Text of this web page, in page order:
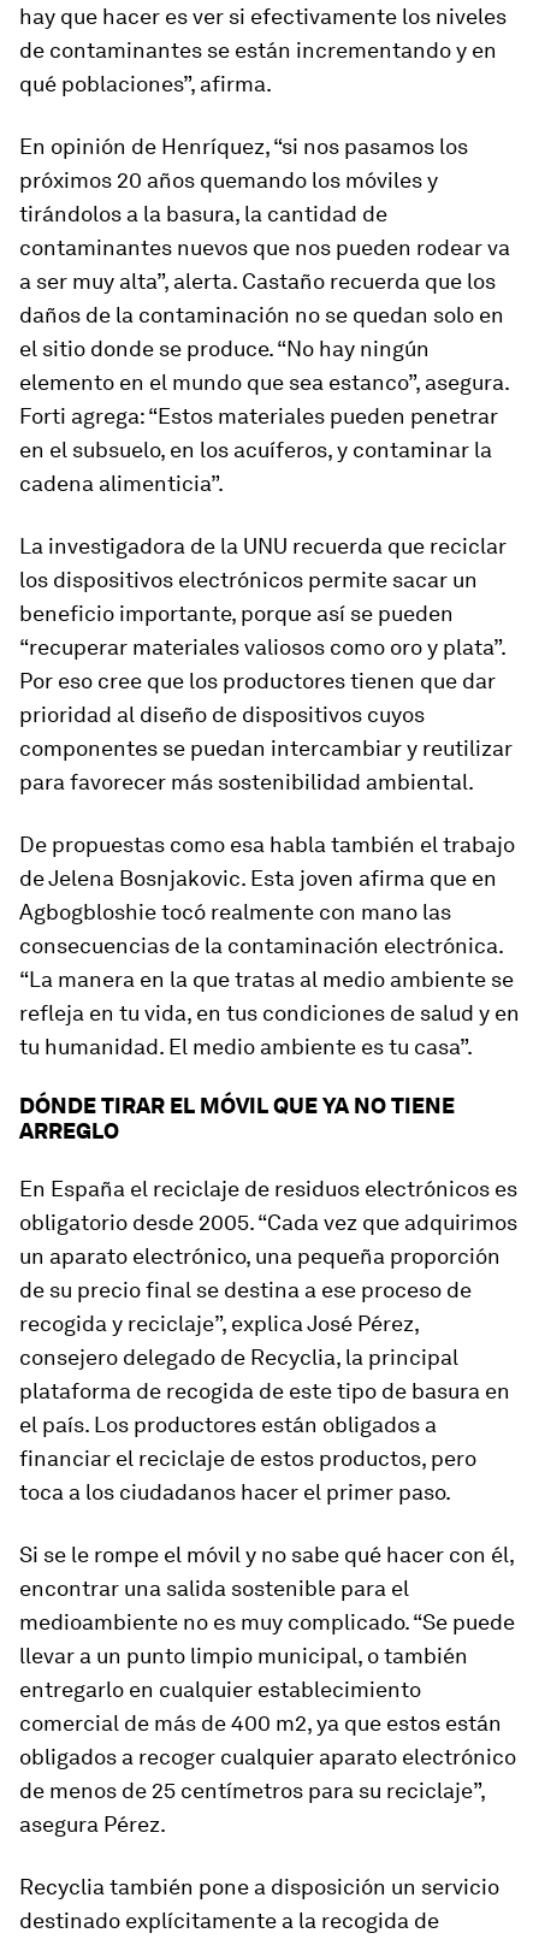
hay que hacer es ver si efectivamente los niveles
de contaminantes se están incrementando y en
qué poblaciones”, afirma.
En opinión de Henríquez, “si nos pasamos los
próximos 20 años quemando los móviles y
tirándolos a la basura, la cantidad de
contaminantes nuevos que nos pueden rodear va
a ser muy alta”, alerta. Castaño recuerda que los
daños de la contaminación no se quedan solo en
el sitio donde se produce. “No hay ningún
elemento en el mundo que sea estanco”, asegura.
Forti agrega: “Estos materiales pueden penetrar
en el subsuelo, en los acuíferos, y contaminar la
cadena alimenticia”.
La investigadora de la UNU recuerda que reciclar
los dispositivos electrónicos permite sacar un
beneficio importante, porque así se pueden
“recuperar materiales valiosos como oro y plata”.
Por eso cree que los productores tienen que dar
prioridad al diseño de dispositivos cuyos
componentes se puedan intercambiar y reutilizar
para favorecer más sostenibilidad ambiental.
De propuestas como esa habla también el trabajo
de Jelena Bosnjakovic. Esta joven afirma que en
Agbogbloshie tocó realmente con mano las
consecuencias de la contaminación electrónica.
“La manera en la que tratas al medio ambiente se
refleja en tu vida, en tus condiciones de salud y en
tu humanidad. El medio ambiente es tu casa”.
DÓNDE TIRAR EL MÓVIL QUE YA NO TIENE
ARREGLO
En España el reciclaje de residuos electrónicos es
obligatorio desde 2005. “Cada vez que adquirimos
un aparato electrónico, una pequeña proporción
de su precio final se destina a ese proceso de
recogida y reciclaje”, explica José Pérez,
consejero delegado de Recyclia, la principal
plataforma de recogida de este tipo de basura en
el país. Los productores están obligados a
financiar el reciclaje de estos productos, pero
toca a los ciudadanos hacer el primer paso.
Si se le rompe el móvil y no sabe qué hacer con él,
encontrar una salida sostenible para el
medioambiente no es muy complicado. “Se puede
llevar a un punto limpio municipal, o también
entregarlo en cualquier establecimiento
comercial de más de 400 m2, ya que estos están
obligados a recoger cualquier aparato electrónico
de menos de 25 centímetros para su reciclaje”,
asegura Pérez.
Recyclia también pone a disposición un servicio
destinado explícitamente a la recogida de